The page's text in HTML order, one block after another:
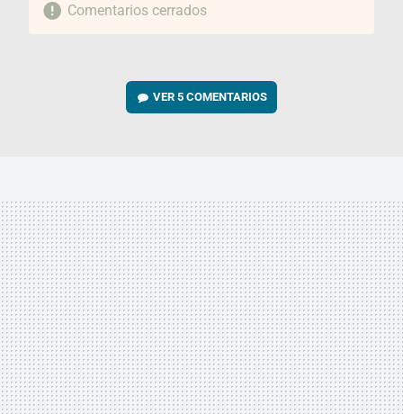
Comentarios cerrados
VER5 COMENTARIOS